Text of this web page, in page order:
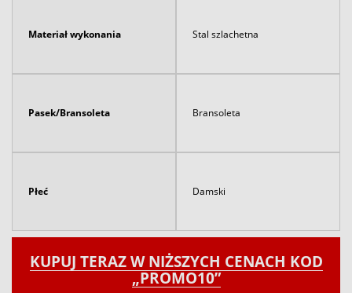
Materiał wykonania Stal szlachetna
Pasek/Bransoleta Bransoleta
Płeć Damski
KUPUJ TERAZ W NIŻSZYCH CENACH KOD
„PROMO10”